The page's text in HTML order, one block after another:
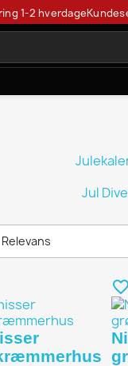
1-2 hverdage
Jul
Relevans
favorite_border